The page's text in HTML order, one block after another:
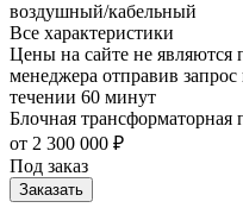
воздушный/кабельный
Все характеристики
Цены на сайте не являются
менеджера отправив запрос
течении 60 минут
Блочная
от 2 300 000 ₽
Под заказ
Заказать